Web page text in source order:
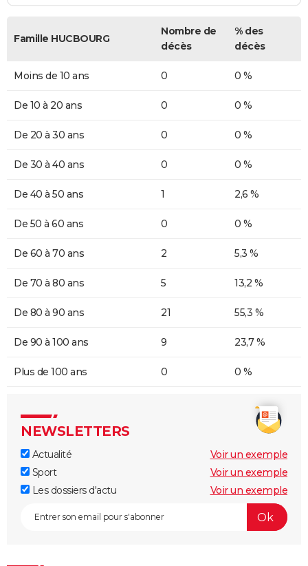
Famille HUCBOURG
Nombre de
décès
% des
décès
Moins de 10 ans 0 0 %
De 10 à 20 ans 0 0 %
De 20 à 30 ans 0 0 %
De 30 à 40 ans 0 0 %
De 40 à 50 ans 1 2,6 %
De 50 à 60 ans 0 0 %
De 60 à 70 ans 2 5,3 %
De 70 à 80 ans 5 13,2 %
De 80 à 90 ans 21 55,3 %
De 90 à 100 ans 9 23,7 %
Plus de 100 ans 0 0 %
NEWSLETTERS
Actualité
Voir un exemple
Sport
Voir un exemple
Les dossiers d'actu
Voir un exemple